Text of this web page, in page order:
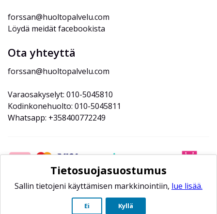
forssan@huoltopalvelu.com
Löydä meidät facebookista
Ota yhteyttä
forssan@huoltopalvelu.com
Varaosakyselyt: 010-5045810
Kodinkonehuolto: 010-5045811
Whatsapp: +358400772249
Tietosuojasuostumus
Sallin tietojeni käyttämisen markkinointiin, lue lisää.
Ei Kyllä